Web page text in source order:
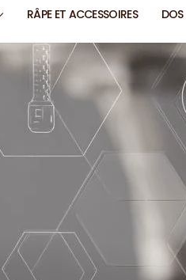
RÂPE ET ACCESSOIRES DOS